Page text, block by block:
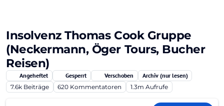
Insolvenz Thomas Cook Gruppe
(Neckermann, Öger Tours, Bucher
Reisen)
Angeheftet Gesperrt Verschoben
Archiv (nur lesen)
7.6k Beiträge 620 Kommentatoren 1.3m Aufrufe